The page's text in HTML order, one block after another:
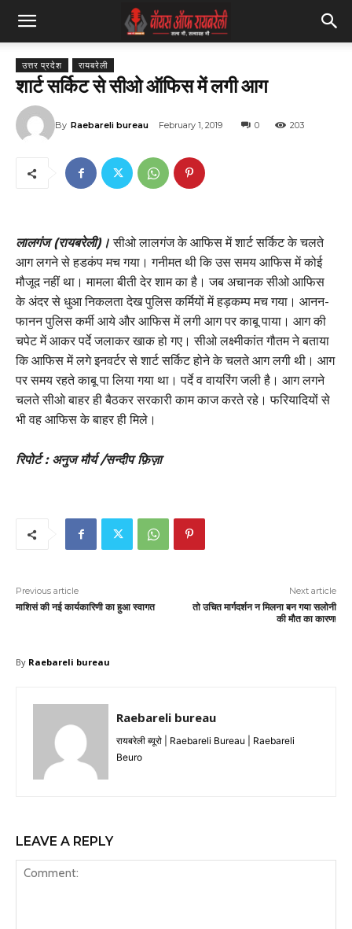
उत्तर प्रदेश रायबरेली
शार्ट सर्किट से सीओ ऑफिस में लगी आग
By Raebareli bureau February 1, 2019 0 203
लालगंज (रायबरेली)। सीओ लालगंज के आफिस में शार्ट सर्किट के चलते
आग लगने से हडकंप मच गया। गनीमत थी कि उस समय आफिस में कोई
मौजूद नहीं था। मामला बीती देर शाम का है। जब अचानक सीओ आफिस
के अंदर से धुआ निकलता देख पुलिस कर्मियों में हड़कम्प मच गया। आनन-
फानन पुलिस कर्मी आये और आफिस में लगी आग पर काबू पाया। आग की
चपेट में आकर पर्दे जलाकर खाक हो गए। सीओ लक्ष्मीकांत गौतम ने बताया
कि आफिस में लगे इनवर्टर से शार्ट सर्किट होने के चलते आग लगी थी। आग
पर समय रहते काबू पा लिया गया था। पर्दे व वायरिंग जली है। आग लगने
चलते सीओ बाहर ही बैठकर सरकारी काम काज करते रहे। फरियादियों से
भी वह आफिस के बाहर ही मिले।
रिपोर्ट : अनुज मौर्य /सन्दीप फ़िज़ा
Previous article
माशिसं की नई कार्यकारिणी का हुआ स्वागत
Next article
तो उचित मार्गदर्शन न मिलना बन गया सलोनी
की मौत का कारण!
By Raebareli bureau
Raebareli bureau
रायबरेली ब्यूरो | Raebareli Bureau | Raebareli
Beuro
LEAVE A REPLY